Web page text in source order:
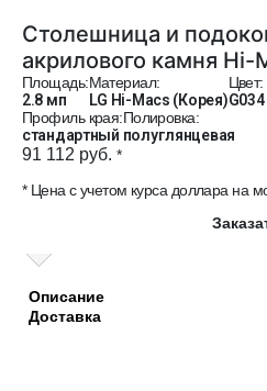
Столешница и
акрилового камня Hi-
Площадь:
2.8 мп
Материал:
LG Hi-Macs (Корея)
Цвет:
Профиль края:
стандартный
Полировка:
полуглянцевая
91 112 руб. *
* Цена с учетом курса доллара на
Описание
Доставка